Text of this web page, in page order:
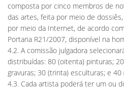
composta por cinco membros de
das artes, feita por meio de
por meio da Internet, de acordo
Portaria R21/2007, disponível na
4.2. A comissão julgadora
distribuídas: 80 (oitenta) pinturas;
gravuras; 30 (trinta) esculturas; e
4.3. Cada artista poderá ter um ou